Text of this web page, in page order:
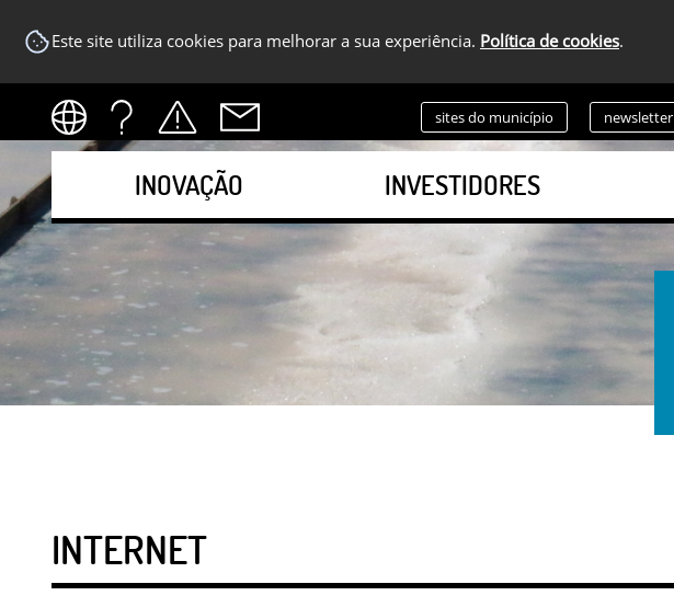
Este site utiliza cookies para melhorar a sua experiência. Política de cookies.
sites do município newsletter
INOVAÇÃO INVESTIDORES
INTERNET